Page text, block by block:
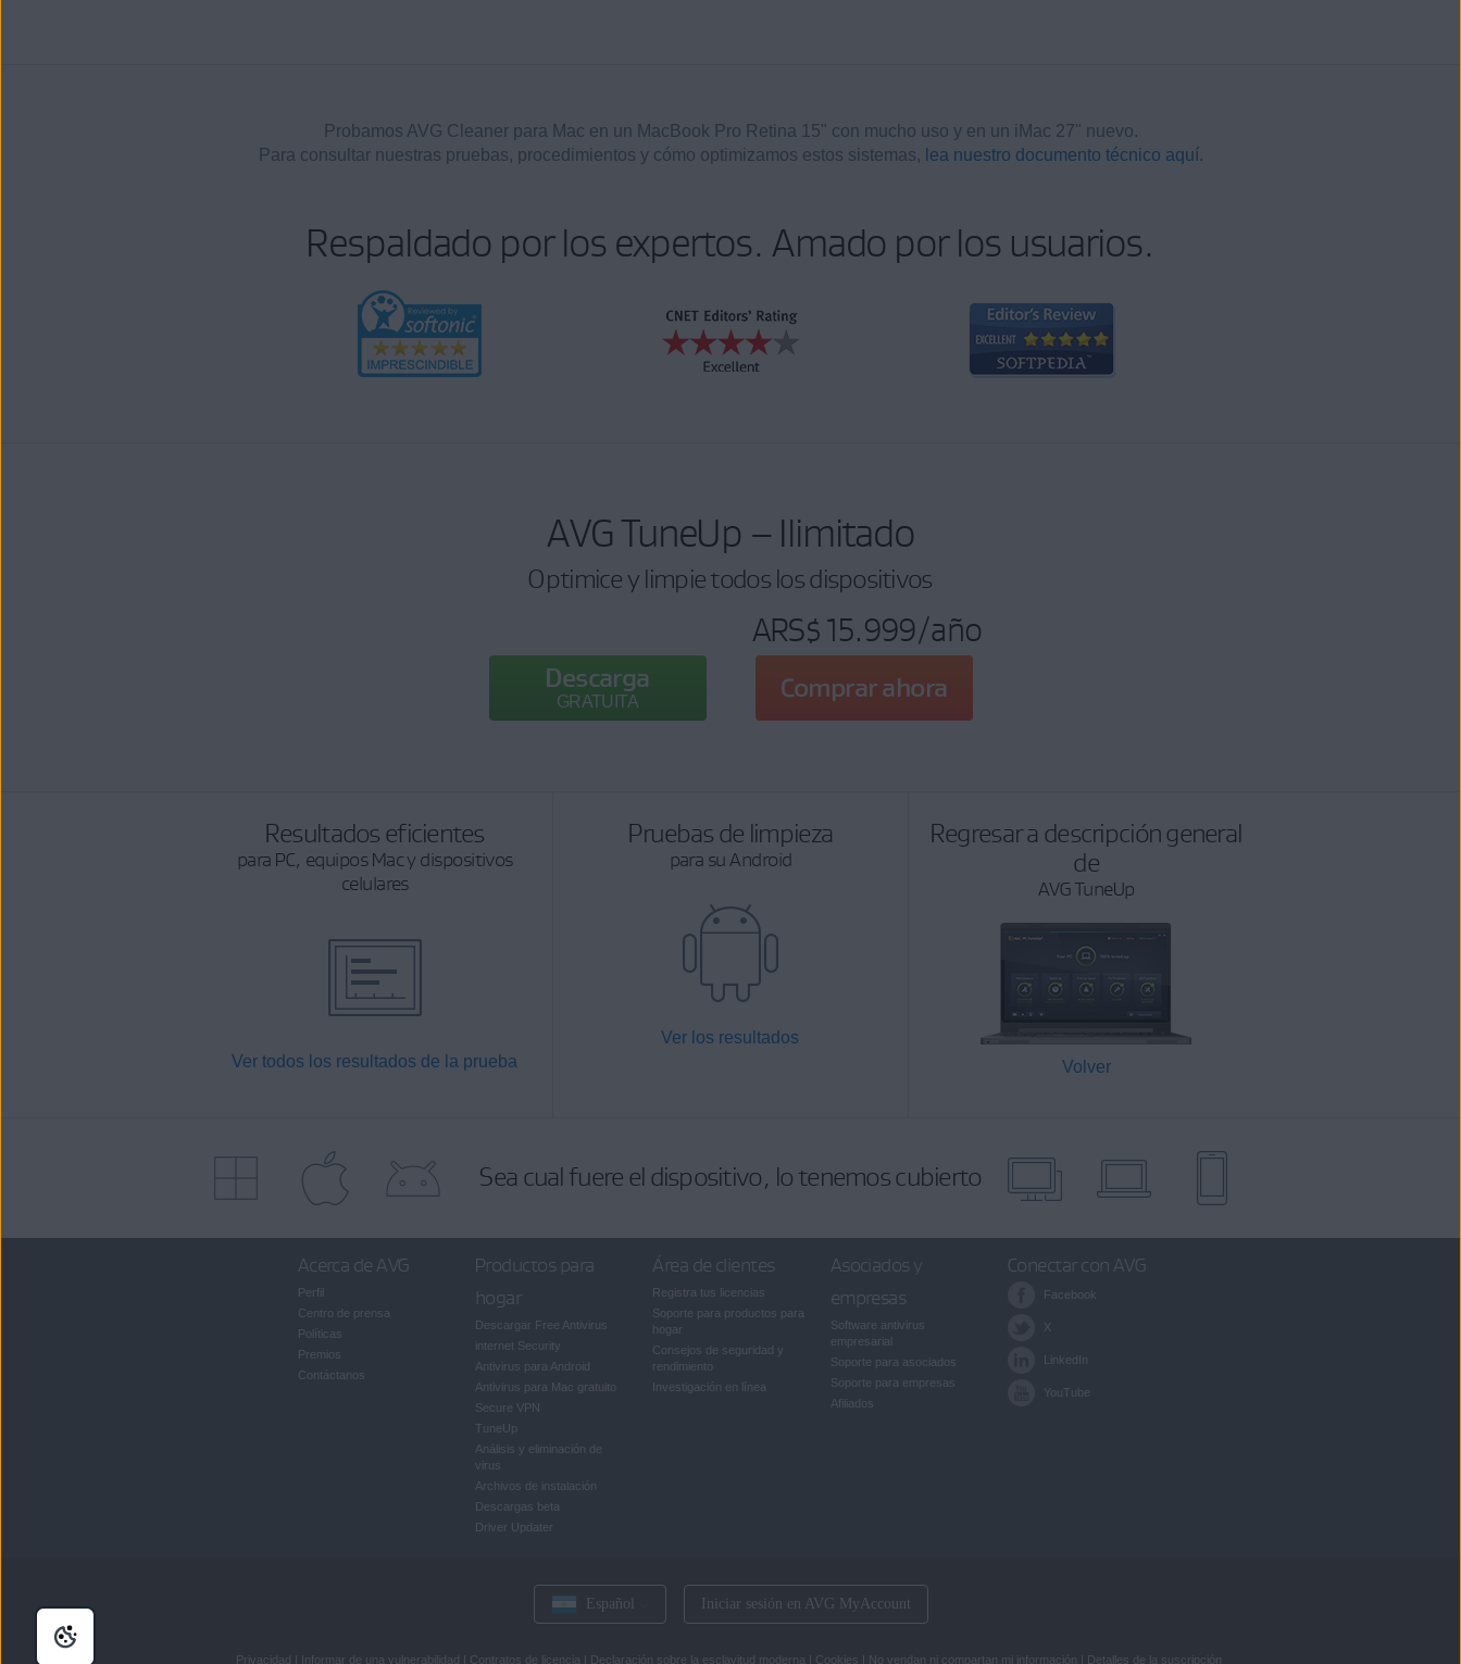
Probamos AVG Cleaner para Mac en un MacBook Pro Retina 15" con mucho uso y en un iMac 27" nuevo.
Para consultar nuestras pruebas, procedimientos y cómo optimizamos estos sistemas, lea nuestro documento técnico aquí.
Respaldado por los expertos. Amado por los usuarios.
AVG TuneUp – Ilimitado
Optimice y limpie todos los dispositivos
Descarga
GRATUITA
ARS$ 15.999/año
Comprar ahora
Resultados eficientes
para PC, equipos Mac y dispositivos
celulares
Ver todos los resultados de la prueba
Pruebas de limpieza
para su Android
Ver los resultados
Regresar a descripción general
de
AVG TuneUp
Volver
Sea cual fuere el dispositivo, lo tenemos cubierto
Acerca de AVG
Perfil
Centro de prensa
Políticas
Premios
Contáctanos
Productos para
hogar
Descargar Free Antivirus
internet Security
Antivirus para Android
Antivirus para Mac gratuito
Secure VPN
TuneUp
Análisis y eliminación de
virus
Archivos de instalación
Descargas beta
Driver Updater
Área de clientes
Registra tus licencias
Soporte para productos para
hogar
Consejos de seguridad y
rendimiento
Investigación en línea
Asociados y
empresas
Software antivirus
empresarial
Soporte para asociados
Soporte para empresas
Afiliados
Conectar con AVG
Facebook
X
LinkedIn
YouTube
Español Iniciar sesión en AVG MyAccount
Privacidad Informar de una vulnerabilidad Contratos de licencia Declaración sobre la esclavitud moderna Cookies No vendan ni compartan mi información Detalles de la suscripción